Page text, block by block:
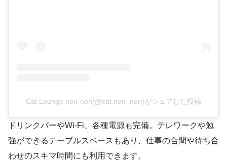
Cat Lounge non-non(@cat.non_non)がシェアした投稿
ドリンクバーやWi-Fi、各種電源も完備。テレワークや勉
強ができるテーブルスペースもあり、仕事の合間や待ち合
わせのスキマ時間にも利用できます。